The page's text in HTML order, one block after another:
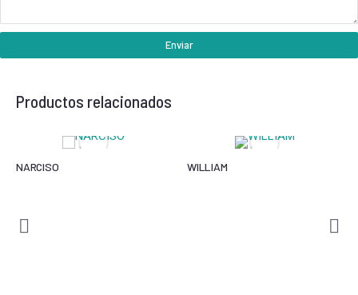
Enviar
Productos relacionados
NARCISO WILLIAM